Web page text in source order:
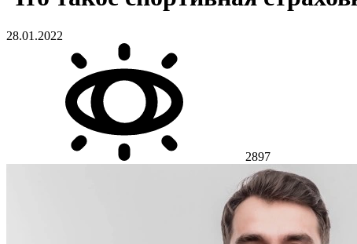
28.01.2022
2897